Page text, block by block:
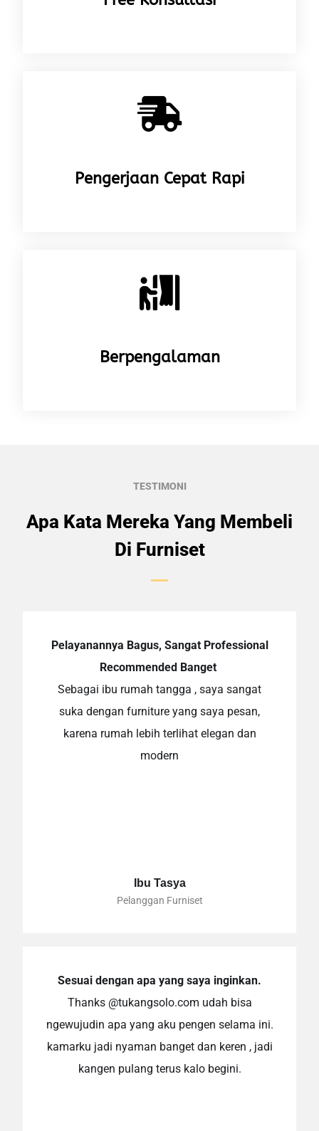
Pengerjaan Cepat Rapi
Berpengalaman
TESTIMONI
Apa Kata Mereka Yang Membeli
Di Furniset
Pelayanannya Bagus, Sangat Professional
Recommended Banget
Sebagai ibu rumah tangga , saya sangat
suka dengan furniture yang saya pesan,
karena rumah lebih terlihat elegan dan
modern
Ibu Tasya
Pelanggan Furniset
Sesuai dengan apa yang saya inginkan.
Thanks @tukangsolo.com udah bisa
ngewujudin apa yang aku pengen selama ini.
kamarku jadi nyaman banget dan keren , jadi
kangen pulang terus kalo begini.